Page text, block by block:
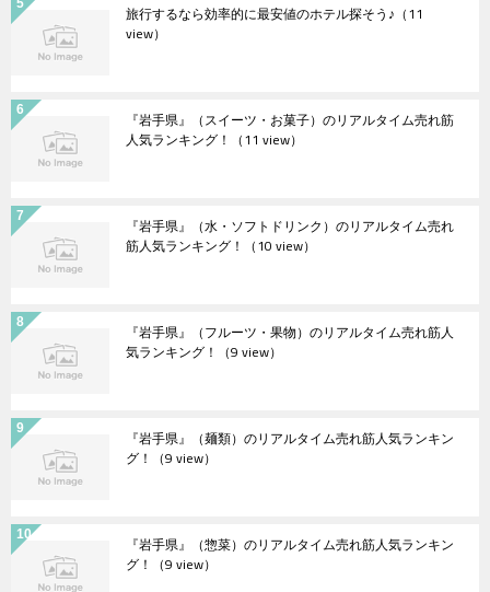
旅行するなら効率的に最安値のホテル探そう♪ （11
view）
『岩手県』（スイーツ・お菓子）のリアルタイム売れ筋
人気ランキング！ （11 view）
『岩手県』（水・ソフトドリンク）のリアルタイム売れ
筋人気ランキング！ （10 view）
『岩手県』（フルーツ・果物）のリアルタイム売れ筋人
気ランキング！ （9 view）
『岩手県』（麺類）のリアルタイム売れ筋人気ランキン
グ！ （9 view）
『岩手県』（惣菜）のリアルタイム売れ筋人気ランキン
グ！ （9 view）